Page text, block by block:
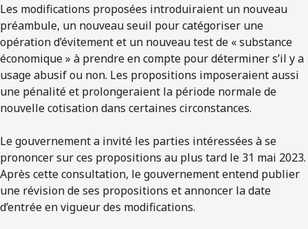
Les modifications proposées introduiraient un nouveau
préambule, un nouveau seuil pour catégoriser une
opération d’évitement et un nouveau test de « substance
économique » à prendre en compte pour déterminer s’il y a
usage abusif ou non. Les propositions imposeraient aussi
une pénalité et prolongeraient la période normale de
nouvelle cotisation dans certaines circonstances.
Le gouvernement a invité les parties intéressées à se
prononcer sur ces propositions au plus tard le 31 mai 2023.
Après cette consultation, le gouvernement entend publier
une révision de ses propositions et annoncer la date
d’entrée en vigueur des modifications.